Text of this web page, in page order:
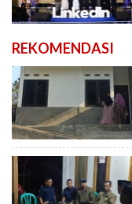
REKOMENDASI